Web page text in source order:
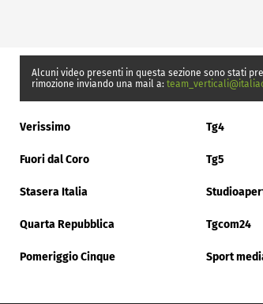
Alcuni video presenti in questa sezione sono stati
rimozione inviando una mail a:
Verissimo Tg4
Fuori dal Coro Tg5
Stasera Italia
Quarta Repubblica Tgcom24
Pomeriggio Cinque Sport